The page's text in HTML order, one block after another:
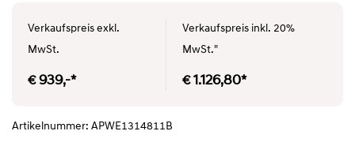
Verkaufspreis exkl.
MwSt.
€ 939,-*
Verkaufspreis inkl. 20%
MwSt."
€ 1.126,80*
Artikelnummer: APWE1314811B